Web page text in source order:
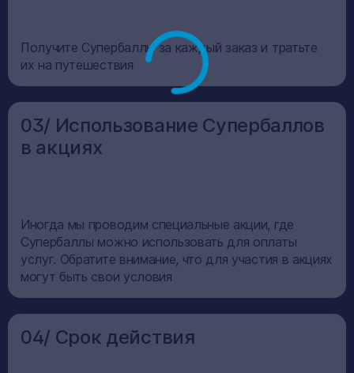
Получите Супербаллы за каждый заказ и тратьте
их на путешествия
03/ Использование Супербаллов
в акциях
Иногда мы проводим специальные акции, где
Супербаллы можно использовать для оплаты
услуг. Обратите внимание, что для участия в акциях
могут быть свои условия
04/ Срок действия